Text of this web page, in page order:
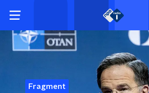
Fragment